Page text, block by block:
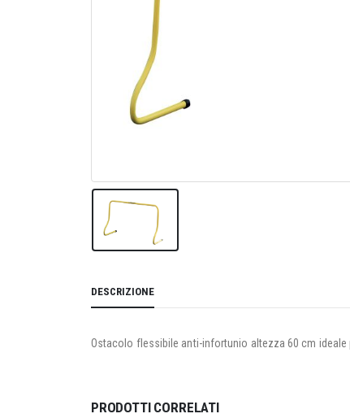
DESCRIZIONE
Ostacolo flessibile anti-infortunio altezza 60 cm ideale
PRODOTTI CORRELATI